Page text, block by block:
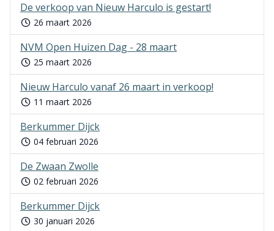
De verkoop van Nieuw Harculo is gestart!
26 maart 2026
NVM Open Huizen Dag - 28 maart
25 maart 2026
Nieuw Harculo vanaf 26 maart in verkoop!
11 maart 2026
Berkummer Dijck
04 februari 2026
De Zwaan Zwolle
02 februari 2026
Berkummer Dijck
30 januari 2026